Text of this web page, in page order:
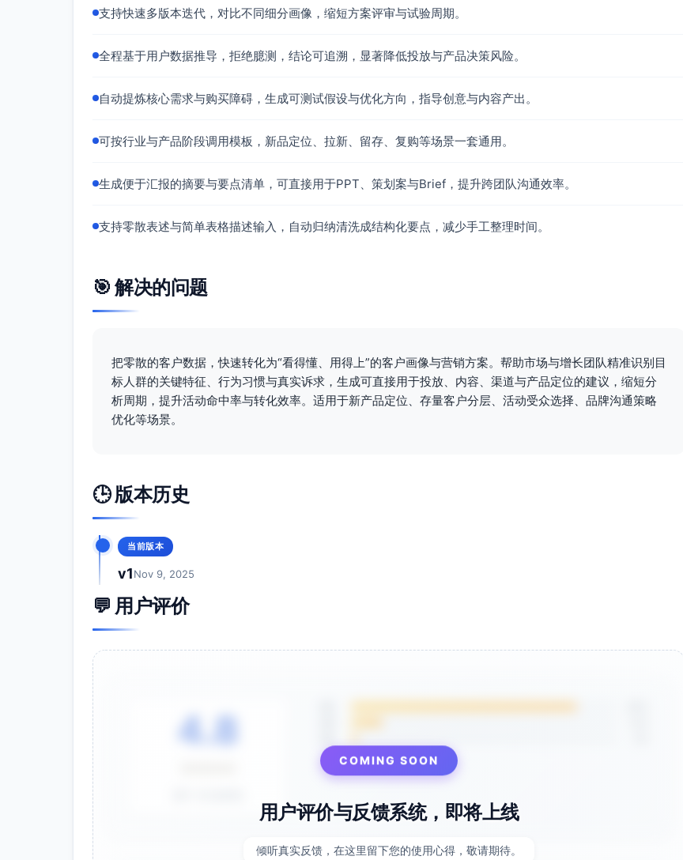
定位人群：一线城市25-34岁、互联网/咨询/运营从业的数字敏感人群，移动端为主、时间价值高、中
核心功能/体验：
智能推荐引擎（基于风险偏好提供中风险方案/组合，支持个性化调节）
可视化成果看板（收益/进度/里程碑、对比基准）
商业模式与权益：
明确价格锚点与节省时间/提升效率的量化对比（用数据体现价值）
终端与常用App）
通勤场景触达：地铁场景的屏幕/电梯海报等高频曝光，传达“3步搞定/省时专业”（对应地铁通勤）
留资与转化：落地页以图表与步骤演示为主，支持一键登录/快捷开通，首单/首月权益与积分引导（对
应简洁流程与激励偏好）
支持快速多版本迭代，对比不同细分画像，缩短方案评审与试验周期。
全程基于用户数据推导，拒绝臆测，结论可追溯，显著降低投放与产品决策风险。
自动提炼核心需求与购买障碍，生成可测试假设与优化方向，指导创意与内容产出。
可按行业与产品阶段调用模板，新品定位、拉新、留存、复购等场景一套通用。
生成便于汇报的摘要与要点清单，可直接用于PPT、策划案与Brief，提升跨团队沟通效率。
支持零散表述与简单表格描述输入，自动归纳清洗成结构化要点，减少手工整理时间。
🎯 解决的问题
把零散的客户数据，快速转化为“看得懂、用得上”的客户画像与营销方案。帮助市场与增长团队精准识别目
标人群的关键特征、行为习惯与真实诉求，生成可直接用于投放、内容、渠道与产品定位的建议，缩短分
析周期，提升活动命中率与转化效率。适用于新产品定位、存量客户分层、活动受众选择、品牌沟通策略
优化等场景。
🕒 版本历史
当前版本
v1Nov 9, 2025
💬 用户评价
4.8
COMING SOON
用户评价与反馈系统，即将上线
倾听真实反馈，在这里留下您的使用心得，敬请期待。